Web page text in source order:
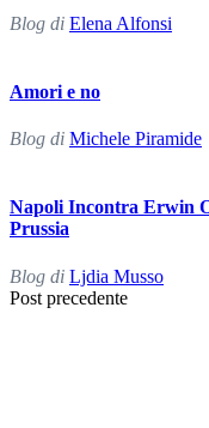
Blog di Elena Alfonsi
Amori e no
Blog di Michele Piramide
Napoli Incontra Erwin
Prussia
Blog di Ljdia Musso
Post
Post precedente